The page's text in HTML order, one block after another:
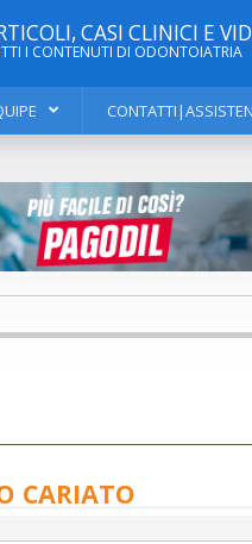
CASI CLINICI E
I CONTENUTI DI ODONTOIATRIA
CARIATO